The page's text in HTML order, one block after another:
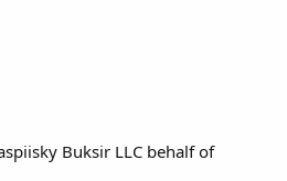
Buksir LLC behalf of